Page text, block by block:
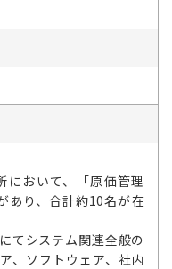
において、「原価管理
あり、合計約10名が在
てシステム関連全般の
、ソフトウェア、社内